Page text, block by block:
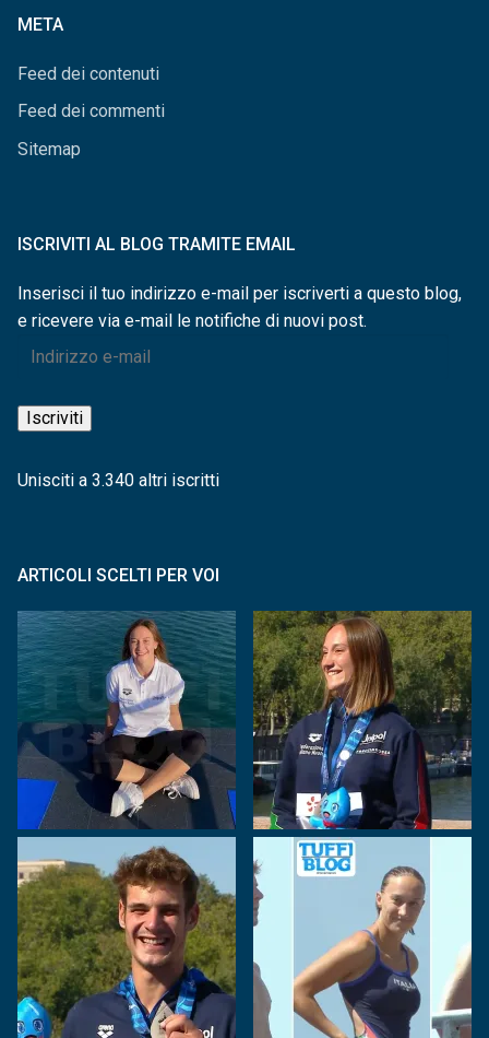
META
Feed dei contenuti
Feed dei commenti
Sitemap
ISCRIVITI AL BLOG TRAMITE EMAIL
Inserisci il tuo indirizzo e-mail per iscriverti a questo blog,
e ricevere via e-mail le notifiche di nuovi post.
Indirizzo
mail
Iscriviti
Unisciti a 3.340 altri iscritti
ARTICOLI SCELTI PER VOI